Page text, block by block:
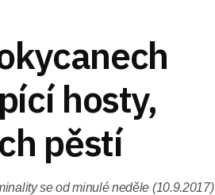
hosty,
pěstí
se od minulé neděle (10.9.2017)